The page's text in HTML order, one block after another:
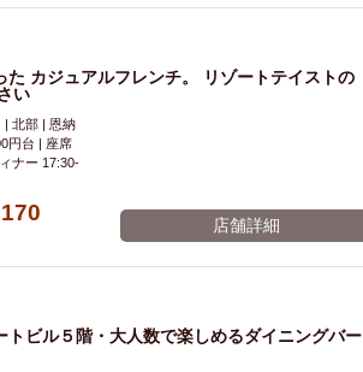
カジュアルフレンチ。 リゾートテイストの
い
| 北部 | 恩納
円台 | 座席
ナー 17:30-
店舗詳細
ビル５階・大人数で楽しめるダイニングバー